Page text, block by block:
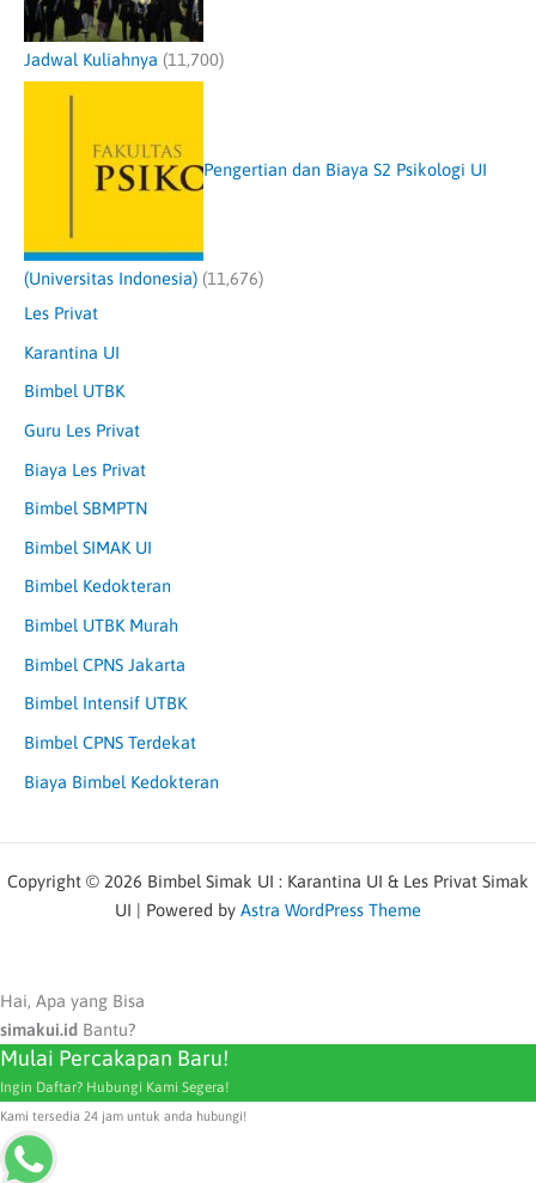
Jadwal Kuliahnya (11,700)
Pengertian dan Biaya S2 Psikologi UI
(Universitas Indonesia) (11,676)
Les Privat
Karantina UI
Bimbel UTBK
Guru Les Privat
Biaya Les Privat
Bimbel SBMPTN
Bimbel SIMAK UI
Bimbel Kedokteran
Bimbel UTBK Murah
Bimbel CPNS Jakarta
Bimbel Intensif UTBK
Bimbel CPNS Terdekat
Biaya Bimbel Kedokteran
Copyright © 2026 Bimbel Simak UI : Karantina UI & Les Privat Simak
UI | Powered by Astra WordPress Theme
Hai, Apa yang Bisa
simakui.id Bantu?
Mulai Percakapan Baru!
Ingin Daftar? Hubungi Kami Segera!
Kami tersedia 24 jam untuk anda hubungi!